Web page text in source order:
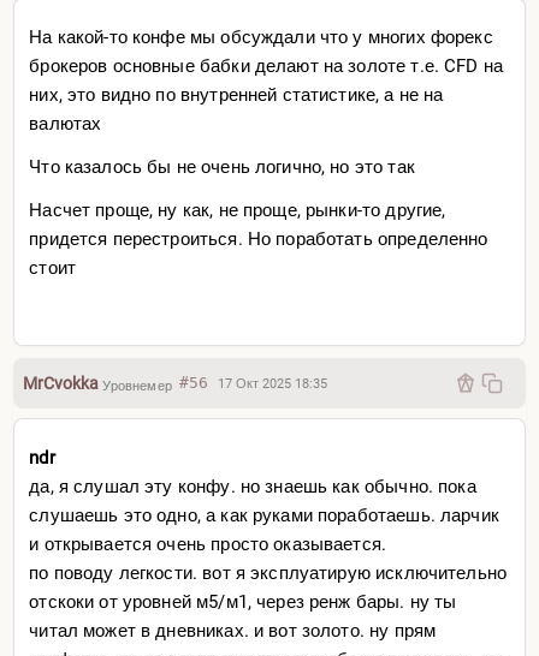
На какой-то конфе мы обсуждали что у многих форекс
брокеров основные бабки делают на золоте т.е. CFD на
них, это видно по внутренней статистике, а не на
валютах
Что казалось бы не очень логично, но это так
Насчет проще, ну как, не проще, рынки-то другие,
придется перестроиться. Но поработать определенно
стоит
MrCvokkaУровнемер #56 17 Окт 2025 18:35
ndr
да, я слушал эту конфу. но знаешь как обычно. пока
слушаешь это одно, а как руками поработаешь. ларчик
и открывается очень просто оказывается.
по поводу легкости. вот я эксплуатирую исключительно
отскоки от уровней м5/м1, через ренж бары. ну ты
читал может в дневниках. и вот золото. ну прям